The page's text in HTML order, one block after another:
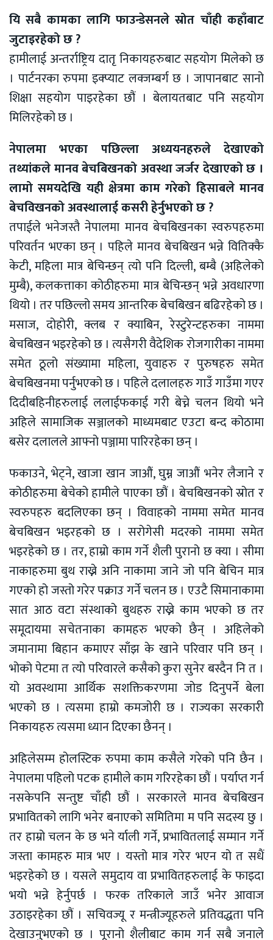
यि सबै कामका लागि फाउन्डेसनले स्रोत चाँही कहाँबाट
जुटाइरहेको छ ?
हामीलाई अन्तर्राष्ट्रिय दातृ निकायहरुबाट सहयोग मिलेको छ
। पार्टनरका रुपमा इक्प्याट लक्जम्बर्ग छ । जापानबाट सानो
शिक्षा सहयोग पाइरहेका छौं । बेलायतबाट पनि सहयोग
मिलिरहेको छ ।
नेपालमा भएका पछिल्ला अध्ययनहरुले देखाएको
तथ्यांकले मानव बेचबिखनको अवस्था जर्जर देखाएको छ ।
लामो समयदेखि यही क्षेत्रमा काम गरेको हिसाबले मानव
बेचविखनको अवस्थालाई कसरी हेर्नुभएको छ ?
तपाईले भनेजस्तै नेपालमा मानव बेचबिखनका स्वरुपहरुमा
परिवर्तन भएका छन् । पहिले मानव बेचबिखन भन्ने वितिक्कै
केटी, महिला मात्र बेचिन्छन् त्यो पनि दिल्ली, बम्बै (अहिलेको
मुम्बै), कलकत्ताका कोठीहरुमा मात्र बेचिन्छन् भन्ने अवधारणा
थियो । तर पछिल्लो समय आन्तरिक बेचबिखन बढिरहेको छ ।
मसाज, दोहोरी, क्लब र क्याबिन, रेस्टुरेन्टहरुका नाममा
बेचबिखन भइरहेको छ । त्यसैगरी वैदेशिक रोजगारीका नाममा
समेत ठूलो संख्यामा महिला, युवाहरु र पुरुषहरु समेत
बेचबिखनमा पर्नुभएको छ । पहिले दलालहरु गाउँ गाउँमा गएर
दिदीबहिनीहरुलाई ललाईफकाई गरी बेच्ने चलन थियो भने
अहिले सामाजिक सञ्जालको माध्यमबाट एउटा बन्द कोठामा
बसेर दलालले आफ्नो पञ्जामा पारिरहेका छन् ।
फकाउने, भेट्ने, खाजा खान जाऔं, घुम्न जाऔं भनेर लैजाने र
कोठीहरुमा बेचेको हामीले पाएका छौं । बेचबिखनको स्रोत र
स्वरुपहरु बदलिएका छन् । विवाहको नाममा समेत मानव
बेचबिखन भइरहको छ । सरोगेसी मदरको नाममा समेत
भइरहेको छ । तर, हाम्रो काम गर्ने शैली पुरानो छ क्या । सीमा
नाकाहरुमा बुथ राख्ने अनि नाकामा जाने जो पनि बेचिन मात्र
गएको हो जस्तो गरेर पक्राउ गर्ने चलन छ । एउटै सिमानाकामा
सात आठ वटा संस्थाको बुथहरु राख्ने काम भएको छ तर
समूदायमा सचेतनाका कामहरु भएको छैन् । अहिलेको
जमानामा बिहान कमाएर साँझ के खाने परिवार पनि छन् ।
भोको पेटमा त त्यो परिवारले कसैको कुरा सुनेर बस्दैन नि त ।
यो अवस्थामा आर्थिक सशक्तिकरणमा जोड दिनुपर्ने बेला
भएको छ । त्यसमा हाम्रो कमजोरी छ । राज्यका सरकारी
निकायहरु त्यसमा ध्यान दिएका छैनन् ।
अहिलेसम्म होलस्टिक रुपमा काम कसैले गरेको पनि छैन ।
नेपालमा पहिलो पटक हामीले काम गरिरहेका छौं । पर्याप्त गर्न
नसकेपनि सन्तुष्ट चाँही छौं । सरकारले मानव बेचबिखन
प्रभावितको लागि भनेर बनाएको समितिमा म पनि सदस्य छु ।
तर हाम्रो चलन के छ भने र्याली गर्ने, प्रभावितलाई सम्मान गर्ने
जस्ता कामहरु मात्र भए । यस्तो मात्र गरेर भएन यो त सधैं
भइरहेको छ । यसले समुदाय वा प्रभावितहरुलाई के फाइदा
भयो भन्ने हेर्नुपर्छ । फरक तरिकाले जाउँ भनेर आवाज
उठाइरहेका छौं । सचिवज्यू र मन्त्रीज्यूहरुले प्रतिवद्धता पनि
देखाउनुभएको छ । पूरानो शैलीबाट काम गर्न सबै जनाले